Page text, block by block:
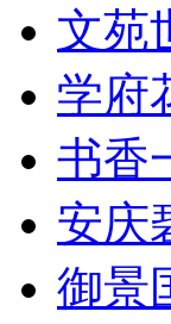
文苑
学府
书香
安庆
御景